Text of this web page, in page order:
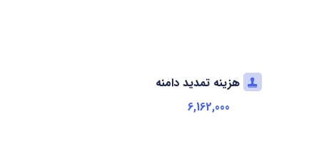
هزینه تمدید دامنه
6,162,000